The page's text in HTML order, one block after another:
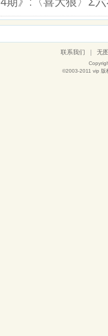
联系我们 无
©2003-2011 vip 版